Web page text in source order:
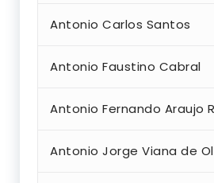
Antonio Carlos Santos
Antonio Faustino Cabral
Antonio Fernando Araujo
Antonio Jorge Viana de